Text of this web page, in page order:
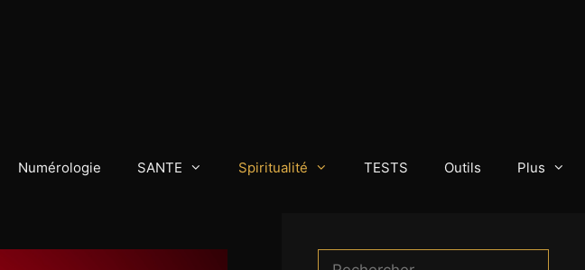
Numérologie SANTE Spiritualité TESTS Outils Plus
Rechercher :